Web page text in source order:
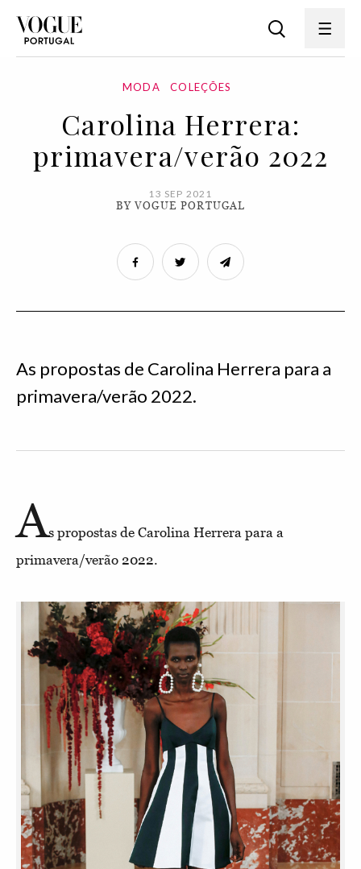
MODA COLEÇÕES
Carolina Herrera:
primavera/verão 2022
13 SEP 2021
BY VOGUE PORTUGAL
As propostas de Carolina Herrera para a
primavera/verão 2022.
As propostas de Carolina Herrera para a
primavera/verão 2022.